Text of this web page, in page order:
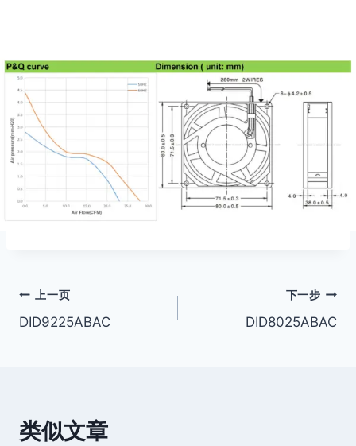
文
章
上一页
DID9225ABAC
下一步
DID8025ABAC
类似文章